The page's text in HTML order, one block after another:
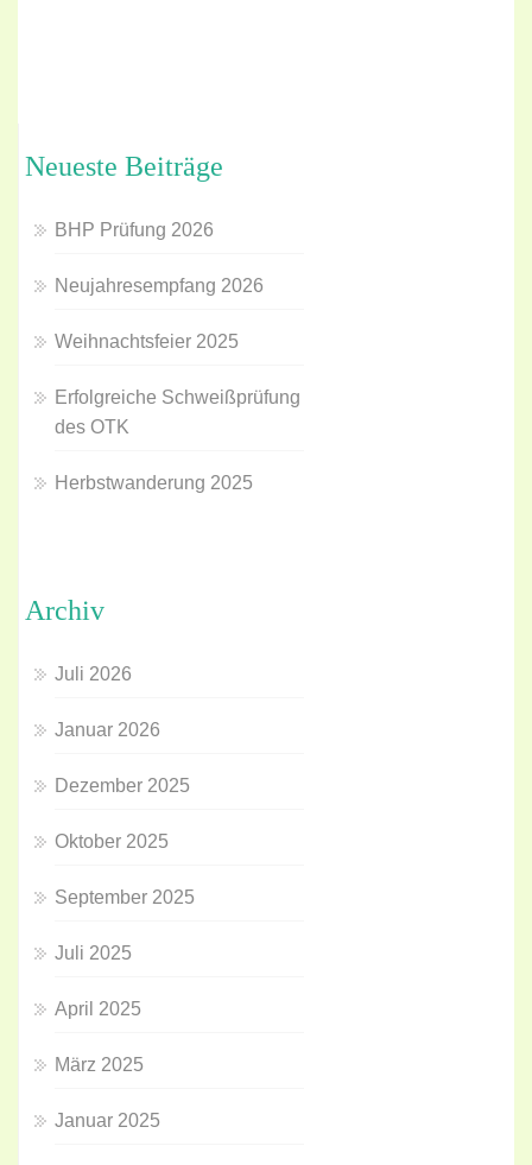
Neueste Beiträge
BHP Prüfung 2026
Neujahresempfang 2026
Weihnachtsfeier 2025
Erfolgreiche Schweißprüfung
des OTK
Herbstwanderung 2025
Archiv
Juli 2026
Januar 2026
Dezember 2025
Oktober 2025
September 2025
Juli 2025
April 2025
März 2025
Januar 2025